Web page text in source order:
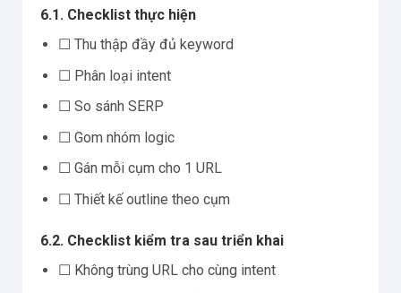
6.1. Checklist thực hiện
☐ Thu thập đầy đủ keyword
☐ Phân loại intent
☐ So sánh SERP
☐ Gom nhóm logic
☐ Gán mỗi cụm cho 1 URL
☐ Thiết kế outline theo cụm
6.2. Checklist kiểm tra sau triển khai
☐ Không trùng URL cho cùng intent